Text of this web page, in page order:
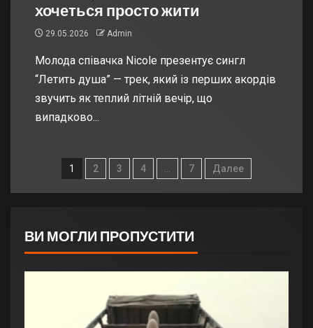
хочеться просто жити
29.05.2026 Admin
Молода співачка Nicole презентує сингл
“Летить душа” — трек, який із перших акордів
звучить як теплий літній вечір, що
випадково...
1 2 3 4 … 7 Далее
ВИ МОГЛИ ПРОПУСТИТИ